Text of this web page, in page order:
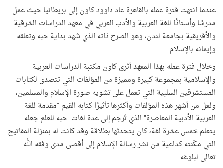
عندما انتهت فترة عمله بالقاهرة عاد داوود كاون إلى بريطانيا حيث عمل
مدرسًا وأستاذًا للغة العربية والأدب العربي في معهد الدراسات الشرقية
والأفريقية بجامعة لندن، وهو الصرح ذاته الذي شهد بداية حبه وتعلقه
وإيمانه بالإسلام.
وخلال فترة عمله بهذا المعهد أثرى كاون مكتبة الدراسات العربية
والإسلامية بمجموعة كبيرة ومميزة من المؤلفات التي تتصدى لكتابات
المستشرقين السلبية التي تعمل على تشويه صورة الإسلام والمسلمين،
ولعل من أشهر هذه المؤلفات وأكثرها تأثيرًا كتابه القيم "مقدمة للغة
العربية الأدبية المعاصرة" الذي تُرجم إلى عدة لغات. حبه للعلم جعله
يتعلم خمس عشرة لغة، كان يتحدثها بطلاقة وقد كانت له بمنزلة المفاتيح
التي مكّنته كداعية من نشر رسالة الإسلام إلى أقصى مدى وفقه الله
تعالى لبلوغه.